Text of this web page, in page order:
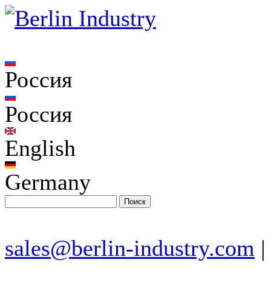
Россия
Россия
English
Germany
sales@berlin-industry.com |